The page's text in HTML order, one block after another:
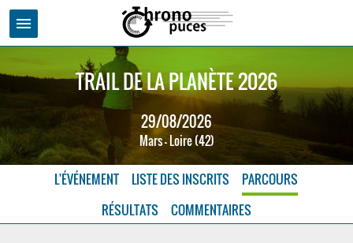
menu
TRAIL DE LA PLANÈTE 2026
29/08/2026
Mars - Loire (42)
L'ÉVÉNEMENT LISTE DES INSCRITS
PARCOURS
RÉSULTATS
COMMENTAIRES